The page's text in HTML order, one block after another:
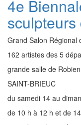
4e
Grand Salon Régional
162 artistes des 5
grande salle de
SAINT-BRIEUC
du samedi 14 au
de 10 h à 12 h et de